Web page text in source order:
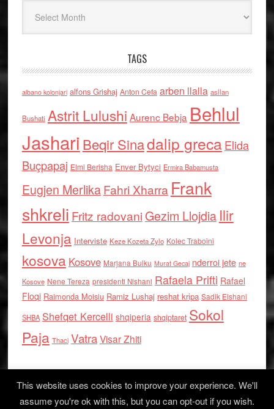
TAGS
albano kolonjari alfons Grishaj Anton Cefa arben llalla asllan
Bushati Astrit Lulushi Aurenc Bebja Behlul
Jashari Beqir Sinadalip grecaElida
Buçpapaj Elmi Berisha Enver Bytyci Ermira Babamusta
Eugjen MerlikaFahri Xharra Frank
shkreli Fritz radovaniGezim Llojdia Ilir
Levonja Interviste Keze Kozeta Zylo Kolec Traboini
kosova Kosove Marjana Bulku Murat Gecaj nderroi jete ne
Kosove Nene Tereza presidenti Nishani Rafaela Prifti Rafael
Floqi Raimonda Moisiu Ramiz Lushaj reshat kripa Sadik Elshani
SHBA Shefqet Kercelli shqiperia shqiptaret Sokol
Paja Thaci VatraVisar Zhiti
This website uses cookies to improve your experience. We'll
assume you're ok with this, but you can opt-out if you wish.